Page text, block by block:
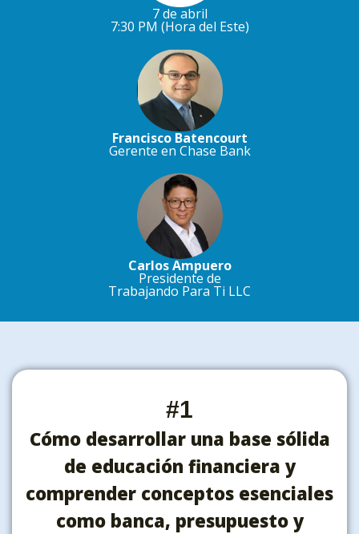
7 de abril
7:30 PM (Hora del Este)
Francisco Batencourt
Gerente en Chase Bank
Carlos Ampuero
Presidente de
Trabajando Para Ti LLC
#1
Cómo desarrollar una base sólida
de educación financiera y
comprender conceptos esenciales
como banca, presupuesto y